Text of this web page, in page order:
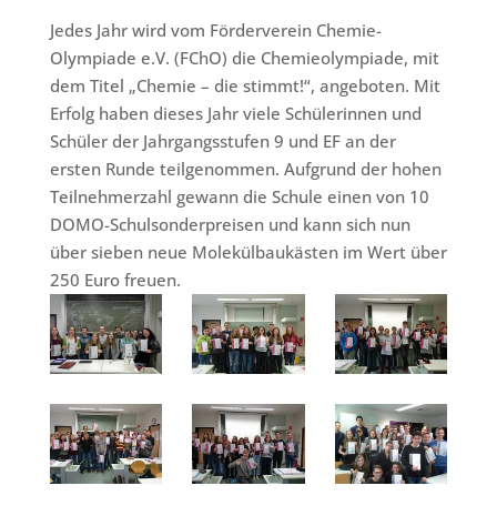
Jedes Jahr wird vom Förderverein Chemie-
Olympiade e.V. (FChO) die Chemieolympiade, mit
dem Titel „Chemie – die stimmt!“, angeboten. Mit
Erfolg haben dieses Jahr viele Schülerinnen und
Schüler der Jahrgangsstufen 9 und EF an der
ersten Runde teilgenommen. Aufgrund der hohen
Teilnehmerzahl gewann die Schule einen von 10
DOMO-Schulsonderpreisen und kann sich nun
über sieben neue Molekülbaukästen im Wert über
250 Euro freuen.